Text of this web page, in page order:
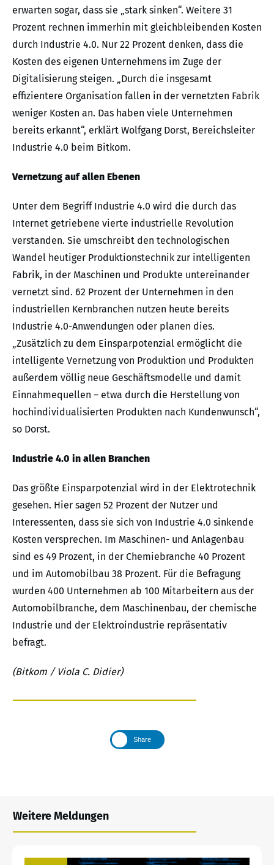
erwarten sogar, dass sie „stark sinken“. Weitere 31
Prozent rechnen immerhin mit gleichbleibenden Kosten
durch Industrie 4.0. Nur 22 Prozent denken, dass die
Kosten des eigenen Unternehmens im Zuge der
Digitalisierung steigen. „Durch die insgesamt
effizientere Organisation fallen in der vernetzten Fabrik
weniger Kosten an. Das haben viele Unternehmen
bereits erkannt“, erklärt Wolfgang Dorst, Bereichsleiter
Industrie 4.0 beim Bitkom.
Vernetzung auf allen Ebenen
Unter dem Begriff Industrie 4.0 wird die durch das
Internet getriebene vierte industrielle Revolution
verstanden. Sie umschreibt den technologischen
Wandel heutiger Produktionstechnik zur intelligenten
Fabrik, in der Maschinen und Produkte untereinander
vernetzt sind. 62 Prozent der Unternehmen in den
industriellen Kernbranchen nutzen heute bereits
Industrie 4.0-Anwendungen oder planen dies.
„Zusätzlich zu dem Einsparpotenzial ermöglicht die
intelligente Vernetzung von Produktion und Produkten
außerdem völlig neue Geschäftsmodelle und damit
Einnahmequellen – etwa durch die Herstellung von
hochindividualisierten Produkten nach Kundenwunsch“,
so Dorst.
Industrie 4.0 in allen Branchen
Das größte Einsparpotenzial wird in der Elektrotechnik
gesehen. Hier sagen 52 Prozent der Nutzer und
Interessenten, dass sie sich von Industrie 4.0 sinkende
Kosten versprechen. Im Maschinen- und Anlagenbau
sind es 49 Prozent, in der Chemiebranche 40 Prozent
und im Automobilbau 38 Prozent. Für die Befragung
wurden 400 Unternehmen ab 100 Mitarbeitern aus der
Automobilbranche, dem Maschinenbau, der chemische
Industrie und der Elektroindustrie repräsentativ
befragt.
(Bitkom / Viola C. Didier)
Share
Weitere Meldungen